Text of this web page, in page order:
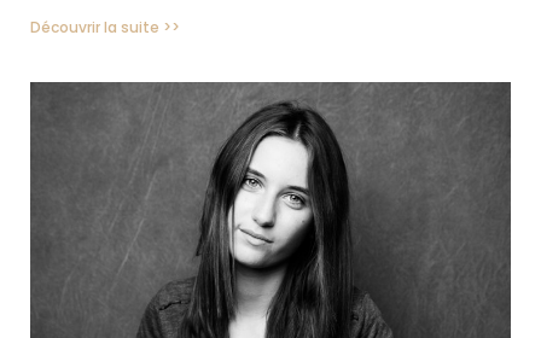
Découvrir la suite >>